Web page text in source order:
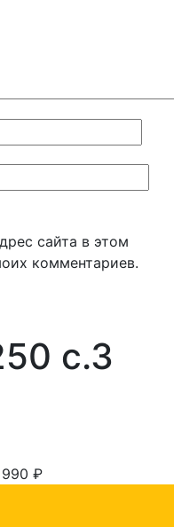
сайта в этом
комментариев.
c.3
₽